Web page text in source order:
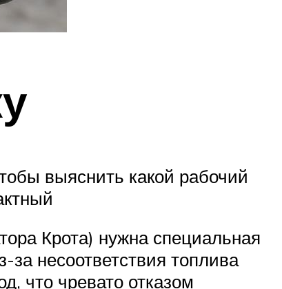
выяснить какой рабочий
Крота) нужна специальная
несоответствия топлива
что чревато отказом